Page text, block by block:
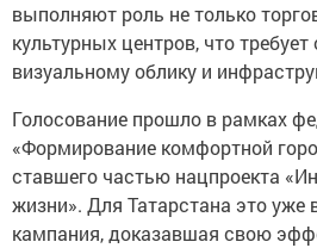
выполняют роль не только
культурных центров, что
визуальному облику и
Голосование прошло в рамках
«Формирование комфортной
ставшего частью нацпроекта
жизни». Для Татарстана это уже
кампания, доказавшая свою